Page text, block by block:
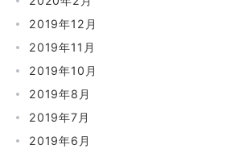
2019年12月
2019年11月
2019年10月
2019年8月
2019年7月
2019年6月